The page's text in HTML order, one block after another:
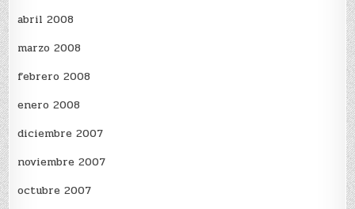
abril 2008
marzo 2008
febrero 2008
enero 2008
diciembre 2007
noviembre 2007
octubre 2007